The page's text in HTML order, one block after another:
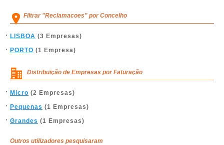
Filtrar "Reclamacoes" por Concelho
LISBOA (3 Empresas)
PORTO (1 Empresa)
Distribuição de Empresas por Faturação
Micro (2 Empresas)
Pequenas (1 Empresas)
Grandes (1 Empresas)
Outros utilizadores pesquisaram